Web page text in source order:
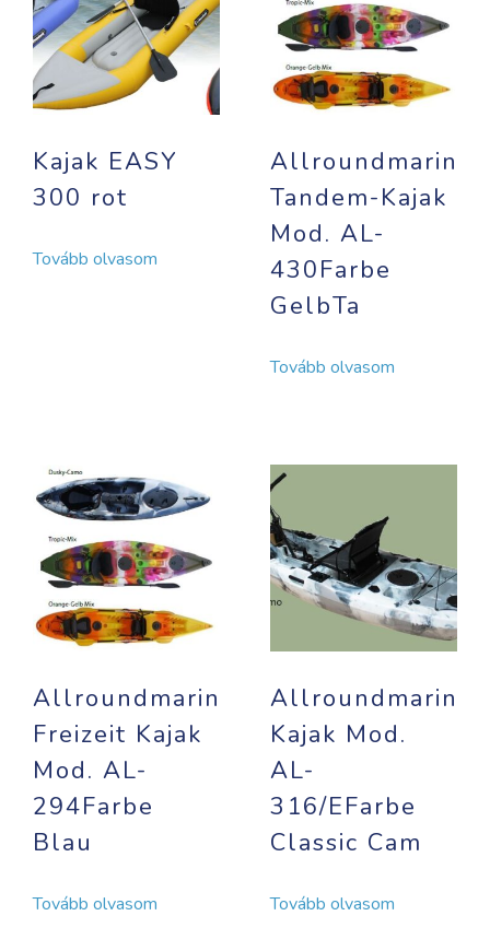
Kajak EASY
300 rot
Tovább olvasom
Allroundmarin
Tandem-Kajak
Mod. AL-
430Farbe
GelbTa
Tovább olvasom
Allroundmarin
Freizeit Kajak
Mod. AL-
294Farbe
Blau
Tovább olvasom
Allroundmarin
Kajak Mod.
AL-
316/EFarbe
Classic Cam
Tovább olvasom